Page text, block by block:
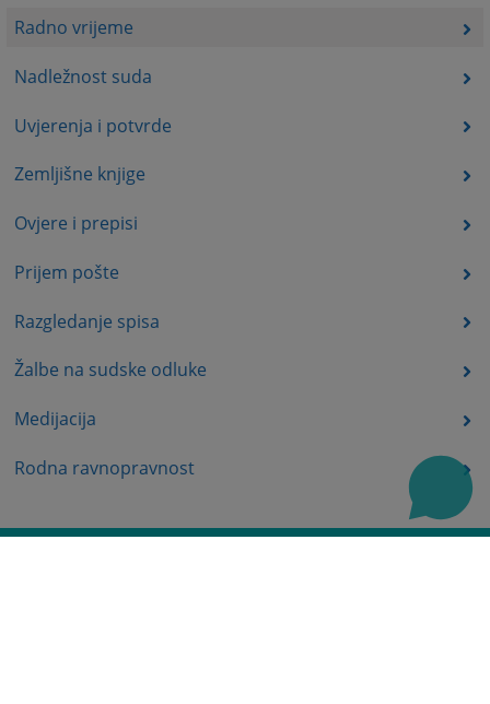
Radno vrijeme
Nadležnost suda
Uvjerenja i potvrde
Zemljišne knjige
Ovjere i prepisi
Prijem pošte
Razgledanje spisa
Žalbe na sudske odluke
Medijacija
Rodna ravnopravnost